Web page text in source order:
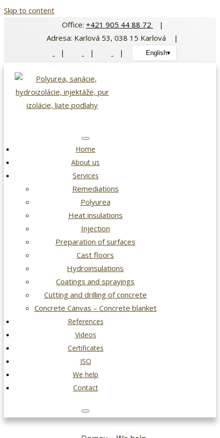
Skip to content
Office: +421 905 44 88 72
|
Adresa: Karlová 53, 038 15 Karlová |
|
| | English▾
Home
About us
Services
Remediations
Polyurea
Heat insulations
Injection
Preparation of surfaces
Cast floors
Hydroinsulations
Coatings and sprayings
Cutting and drilling of concrete
Concrete Canvas – Concrete blanket
References
Videos
Certificates
ISO
We help
Contact